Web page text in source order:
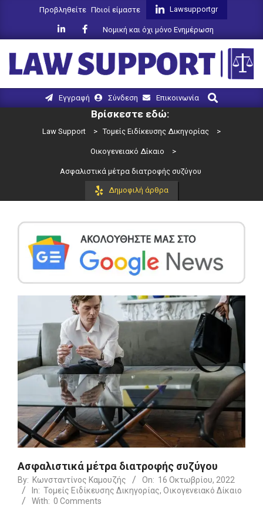
Προβληθείτε Ποιοί είμαστε Lawsupportgr
Νομική και όχι μόνο Ενημέρωση
LAW
SUPPORT
Navigation
Εγγραφή Σύνδεση Επικοινωνία
Search
Βρίσκεστε εδώ:
Law Support > Τομείς Ειδίκευσης Δικηγορίας >
Οικογενειακό Δίκαιο >
Ασφαλιστικά μέτρα διατροφής συζύγου
Δημοφιλή άρθρα
Ασφαλιστικά μέτρα διατροφής συζύγου
By: Κωνσταντίνος Καμουζής On: 16 Οκτωβρίου, 2022
In: Τομείς Ειδίκευσης Δικηγορίας, Οικογενειακό Δίκαιο
With: 0 Comments